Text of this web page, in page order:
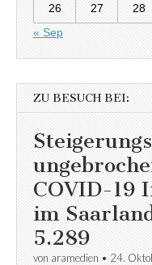
26 27 28
« Sep
ZU BESUCH BEI:
COVID-19
im
5.289
von aramedien • 24.